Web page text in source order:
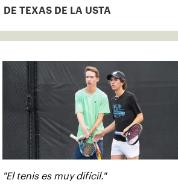
DE TEXAS DE LA USTA
"El tenis es muy difícil."